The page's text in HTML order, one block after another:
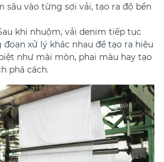
sâu vào từng sợi vải, tạo ra độ bền
khi nhuộm, vải denim tiếp tục
xử lý khác nhau để tạo ra hiệu
như mài mòn, phai màu hay tạo
phá cách.